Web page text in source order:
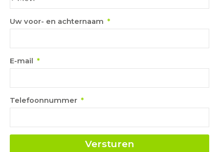
Uw voor- en achternaam
E-mail
Telefoonnummer
Versturen